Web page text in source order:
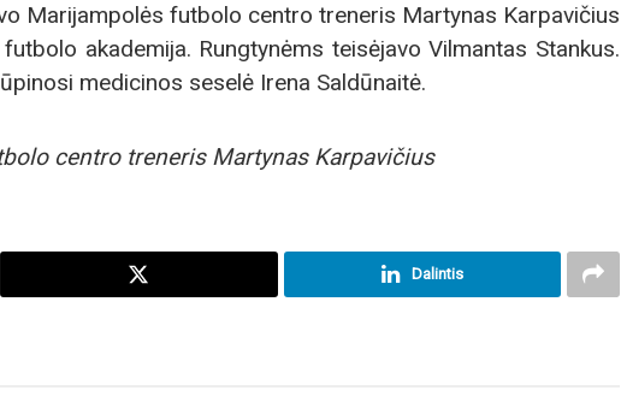
Marijampolės futbolo centro treneris Martynas Karpavičius
akademija. Rungtynėms teisėjavo Vilmantas Stankus.
medicinos seselė Irena Saldūnaitė.
centro treneris Martynas Karpavičius
Dalintis